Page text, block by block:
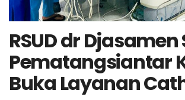
RSUD dr
Pematangsiantar
Buka Layanan